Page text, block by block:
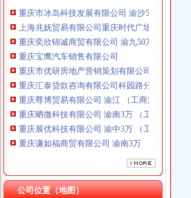
上海兆妩贸易有限公司重庆时代广场分公司 渝
重庆奕欣锦诚商贸有限公司 渝九50万 （工商注
重庆宝鹰汽车销售有限公司
重庆市优研房地产营销策划有限公司
重庆汇泰贷款咨询有限公司科园路分公司 渝高
重庆尊博贸易有限公司 渝江 （工商注册）
重庆晒微科技有限公司 渝南3万 （工商注册）
重庆展优科技有限公司 渝中3万 （工商注册）
重庆谦如福商贸有限公司 渝南3万 （公司转让）
重庆恺昶贸易有限公司 渝九 （食品许可证）
上海兆妩贸易有限公司重庆时代广场分公司 渝
公司位置（地图）